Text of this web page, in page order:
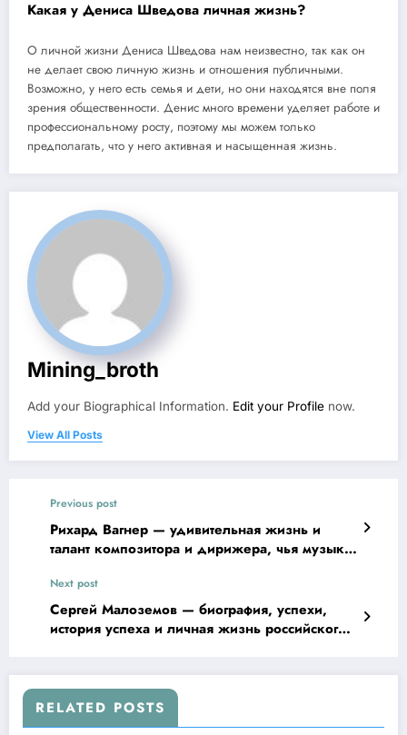
Какая у Дениса Шведова личная жизнь?
О личной жизни Дениса Шведова нам неизвестно, так как он
не делает свою личную жизнь и отношения публичными.
Возможно, у него есть семья и дети, но они находятся вне поля
зрения общественности. Денис много времени уделяет работе и
профессиональному росту, поэтому мы можем только
предполагать, что у него активная и насыщенная жизнь.
Mining_broth
Add your Biographical Information. Edit your Profile now.
View All Posts
Previous post
Рихард Вагнер — удивительная жизнь и
талант композитора и дирижера, чья музыка
Next post
Сергей Малоземов — биография, успехи,
история успеха и личная жизнь российского
детство, образование, карьера, инновации,
успехи в бизнесе, семейный статус и другие
подробности
RELATED POSTS